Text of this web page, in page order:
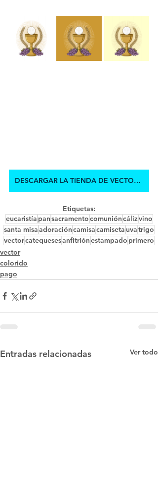
DESCARGAR LA TIENDA DE VECTORES
Etiquetas:
eucaristía pansacramentocomunióncálizvino
santa misaadoracióncamisacamiseta uvatrigo
vectorcatequesesanfitriónestampado primero
vector
colorido
pago
Entradas relacionadas Ver todo